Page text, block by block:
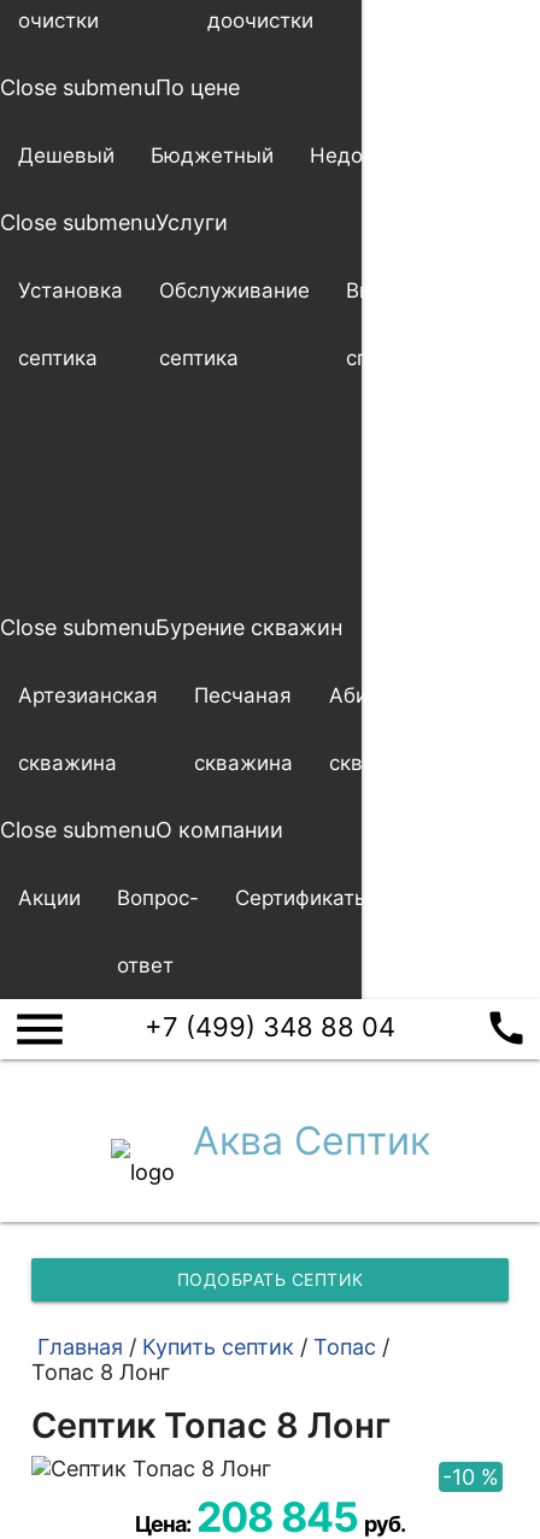
очистки доочистки
Close submenuПо цене
Дешевый Бюджетный Недорогой
Close submenuУслуги
Установка
септика
Обслуживание
септика
Выезд
специалиста
Close submenuБурение скважин
Артезианская
скважина
Песчаная
скважина
Абиссинская
скважина
Close submenuО компании
Акции Вопрос-
ответ
Сертификаты
menu +7 (499) 348 88 04 call
Аква Септик
ПОДОБРАТЬ СЕПТИК
Главная / Купить септик / Топас /
Топас 8 Лонг
Септик Топас 8 Лонг
-10 %
Цена: 208 845 руб.